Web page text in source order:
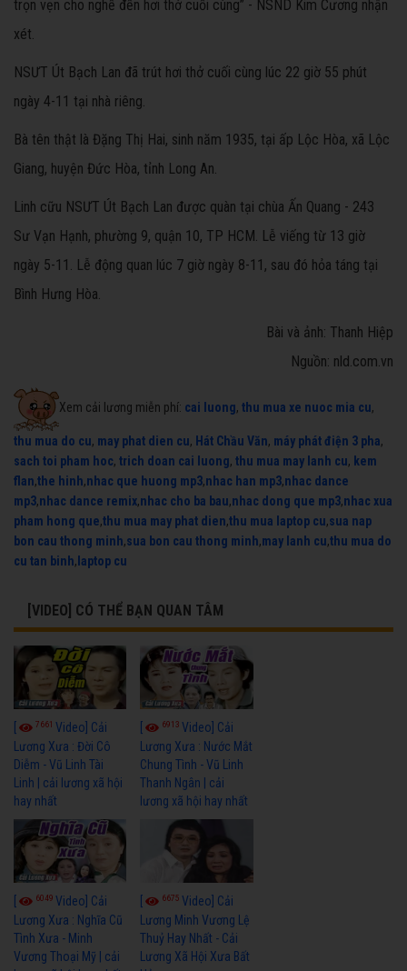
trọn vẹn cho nghề đến hơi thở cuối cùng” - NSND Kim Cương nhận
xét.
NSƯT Út Bạch Lan đã trút hơi thở cuối cùng lúc 22 giờ 55 phút
ngày 4-11 tại nhà riêng.
Bà tên thật là Đặng Thị Hai, sinh năm 1935, tại ấp Lộc Hòa, xã Lộc
Giang, huyện Đức Hòa, tỉnh Long An.
Linh cữu NSƯT Út Bạch Lan được quàn tại chùa Ấn Quang - 243
Sư Vạn Hạnh, phường 9, quận 10, TP HCM. Lễ viếng từ 13 giờ
ngày 5-11. Lễ động quan lúc 7 giờ ngày 8-11, sau đó hỏa táng tại
Bình Hưng Hòa.
Bài và ảnh: Thanh Hiệp
Nguồn: nld.com.vn
Xem cải lương miễn phí: cai luong, thu mua xe nuoc mia cu,
thu mua do cu, may phat dien cu, Hát Chầu Văn, máy phát điện 3 pha,
sach toi pham hoc, trich doan cai luong, thu mua may lanh cu, kem
flan,the hinh,nhac que huong mp3,nhac han mp3,nhac dance
mp3,nhac dance remix,nhac cho ba bau,nhac dong que mp3,nhac xua
pham hong que,thu mua may phat dien,thu mua laptop cu,sua nap
bon cau thong minh,sua bon cau thong minh,may lanh cu,thu mua do
cu tan binh, laptop cu
[VIDEO] CÓ THỂ BẠN QUAN TÂM
7661 Video] Cải
Lương Xưa : Đời Cô
Diễm - Vũ Linh Tài
Linh | cải lương xã hội
hay nhất
6913Video] Cải
Lương Xưa : Nước Mắt
Chung Tình - Vũ Linh
Thanh Ngân | cải
lương xã hội hay nhất
6049 Video] Cải
Lương Xưa : Nghĩa Cũ
Tình Xưa - Minh
Vương Thoại Mỹ | cải
6675Video] Cải
Lương Minh Vương Lệ
Thuỷ Hay Nhất - Cải
Lương Xã Hội Xưa Bất